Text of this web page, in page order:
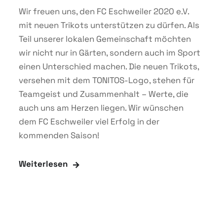
Wir freuen uns, den FC Eschweiler 2020 e.V.
mit neuen Trikots unterstützen zu dürfen. Als
Teil unserer lokalen Gemeinschaft möchten
wir nicht nur in Gärten, sondern auch im Sport
einen Unterschied machen. Die neuen Trikots,
versehen mit dem TONITOS-Logo, stehen für
Teamgeist und Zusammenhalt – Werte, die
auch uns am Herzen liegen. Wir wünschen
dem FC Eschweiler viel Erfolg in der
kommenden Saison!
Weiterlesen